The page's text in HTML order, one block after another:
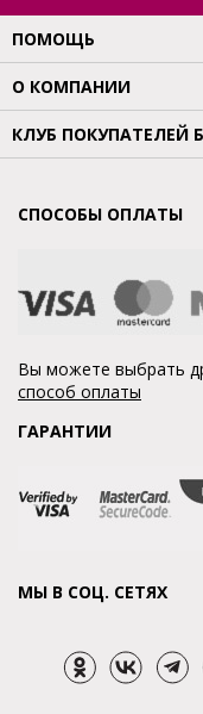
ПОМОЩЬ
О КОМПАНИИ
КЛУБ ПОКУПАТЕЛЕЙ
СПОСОБЫ ОПЛАТЫ
Вы можете выбрать
способ оплаты
ГАРАНТИИ
МЫ В СОЦ. СЕТЯХ